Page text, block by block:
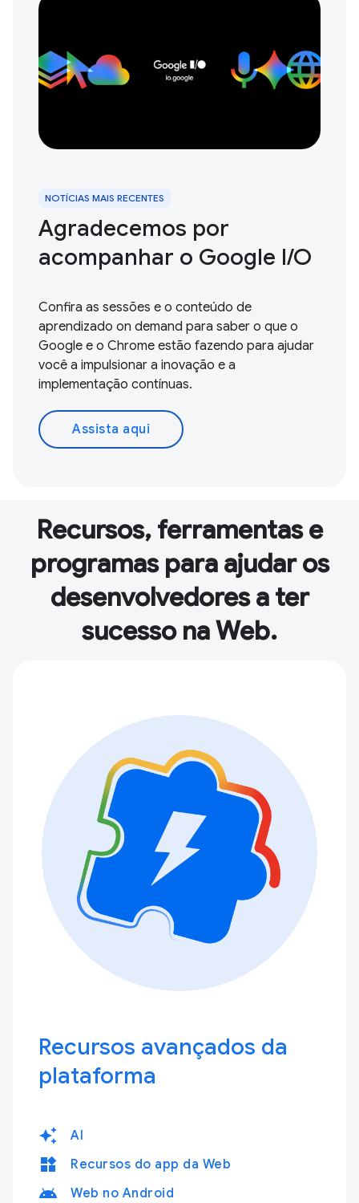
NOTÍCIAS MAIS RECENTES
Agradecemos por
acompanhar o Google I / O
Confira as sessões e o conteúdo de
aprendizado on demand para saber o que o
Google e o Chrome estão fazendo para ajudar
você a impulsionar a inovação e a
implementação contínuas.
Assista aqui
Recursos, ferramentas e
programas para ajudar os
desenvolvedores a ter
sucesso na Web.
Recursos avançados da
plataforma
auto_awesome AI
widgets Recursos do app da Web
android Web no Android